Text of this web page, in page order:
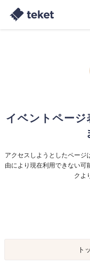
イベントページ
アクセスしようとしたページ
由により現在利用できない可
クよ
ト